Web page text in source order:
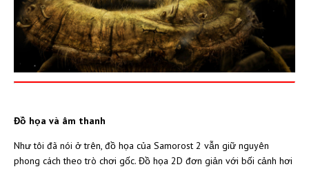
Đồ họa và âm thanh
Như tôi đã nói ở trên, đồ họa của Samorost 2 vẫn giữ nguyên
phong cách theo trò chơi gốc. Đồ họa 2D đơn giản với bối cảnh hơi